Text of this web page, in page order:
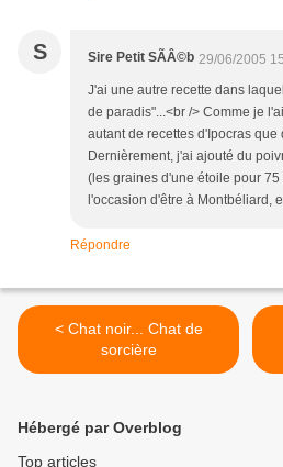
S Sire Petit SÃÂ©b 29/06/2005
J'ai une autre recette dans
de paradis"...<br /> Comme je
autant de recettes d'Ipocras que
Dernièrement, j'ai ajouté du
(les graines d'une étoile pour
l'occasion d'être à Montbéliard,
Répondre
< Chat noir... Chat de
sorcière
Hébergé par Overblog
Top articles